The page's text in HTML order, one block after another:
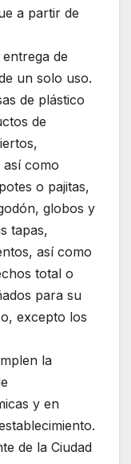
a partir de
de
un solo uso.
de plástico
de
como
o pajitas,
globos y
tapas,
así como
total o
para su
excepto los
la
y en
de la Ciudad